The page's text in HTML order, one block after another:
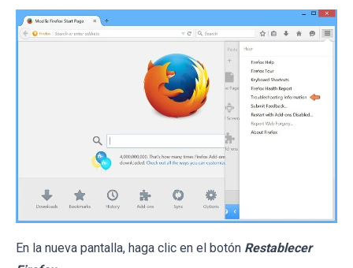
En la nueva pantalla, haga clic en el botón Restablecer